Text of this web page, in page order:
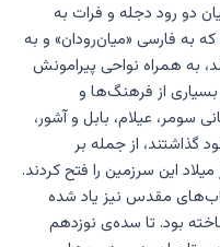
دو رود دجله و فرات به
به فارسی «میان‌رودان» و به
به همراه نواحی پیرامونش
از فرهنگ‌ها و
عیلام، بابل و آشور،
گذاشتند، از جمله بر
این سرزمین را فتح کردند.
مقدس نیز یاد شده
بود. تا سده‌ی نوزدهم